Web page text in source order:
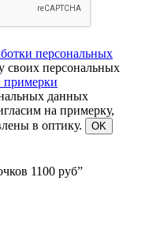
персональных
своих персональных
примерки
данных
на примерку,
в оптику.
OK
1100 руб”